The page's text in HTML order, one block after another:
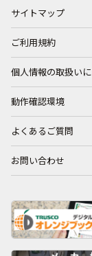
サイトマップ
ご利用規約
個人情報の取扱い
動作確認環境
よくあるご質問
お問い合わせ